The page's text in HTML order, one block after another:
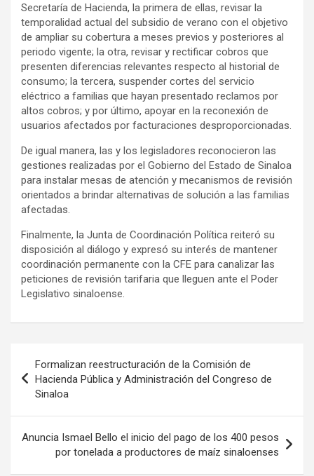
Secretaría de Hacienda, la primera de ellas, revisar la
temporalidad actual del subsidio de verano con el objetivo
de ampliar su cobertura a meses previos y posteriores al
periodo vigente; la otra, revisar y rectificar cobros que
presenten diferencias relevantes respecto al historial de
consumo; la tercera, suspender cortes del servicio
eléctrico a familias que hayan presentado reclamos por
altos cobros; y por último, apoyar en la reconexión de
usuarios afectados por facturaciones desproporcionadas.
De igual manera, las y los legisladores reconocieron las
gestiones realizadas por el Gobierno del Estado de Sinaloa
para instalar mesas de atención y mecanismos de revisión
orientados a brindar alternativas de solución a las familias
afectadas.
Finalmente, la Junta de Coordinación Política reiteró su
disposición al diálogo y expresó su interés de mantener
coordinación permanente con la CFE para canalizar las
peticiones de revisión tarifaria que lleguen ante el Poder
Legislativo sinaloense.
de
entradas
Formalizan reestructuración de la Comisión de
Hacienda Pública y Administración del Congreso de
Sinaloa
Anuncia Ismael Bello el inicio del pago de los 400 pesos
por tonelada a productores de maíz sinaloenses